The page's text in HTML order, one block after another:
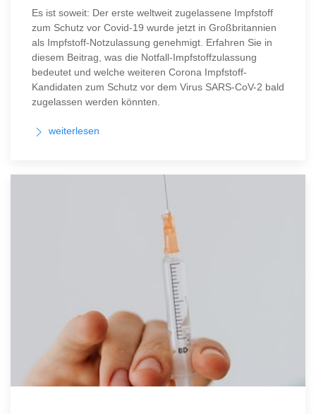
Es ist soweit: Der erste weltweit zugelassene Impfstoff
zum Schutz vor Covid-19 wurde jetzt in Großbritannien
als Impfstoff-Notzulassung genehmigt. Erfahren Sie in
diesem Beitrag, was die Notfall-Impfstoffzulassung
bedeutet und welche weiteren Corona Impfstoff-
Kandidaten zum Schutz vor dem Virus SARS-CoV-2 bald
zugelassen werden könnten.
weiterlesen